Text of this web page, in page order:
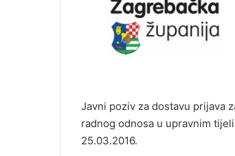
Javni poziv za dostavu prijava
radnog odnosa u upravnim
25.03.2016.